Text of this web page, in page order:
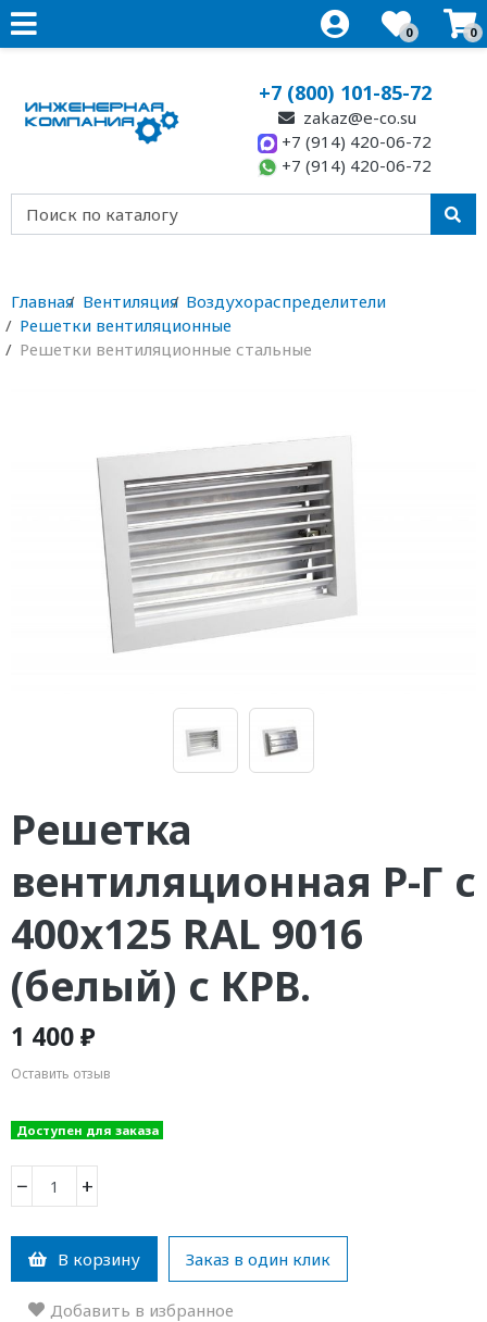
0 0
+7 (800) 101-85-72
zakaz@e-co.su
+7 (914) 420-06-72
+7 (914) 420-06-72
Главная Вентиляция Воздухораспределители
Решетки вентиляционные
Решетки вентиляционные стальные
Решетка
вентиляционная Р-Г с
400х125 RAL 9016
(белый) с КРВ.
1 400 ₽
Оставить отзыв
Доступен для заказа
− +
В корзину Заказ в один клик
Добавить в избранное